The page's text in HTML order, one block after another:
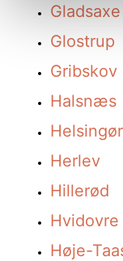
Gladsaxe
Glostrup
Gribskov
Halsnæs
Helsingør
Herlev
Hillerød
Hvidovre
Høje-